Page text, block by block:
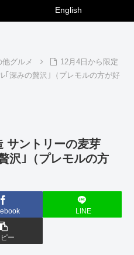
English
グルメ
12月4日から限定
｢深みの贅沢｣（プレモルの方が好
サントリーの麦芽
沢｣（プレモルの方
LINE
ー